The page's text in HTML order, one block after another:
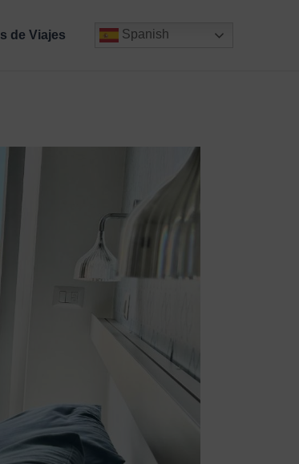
de Viajes Spanish